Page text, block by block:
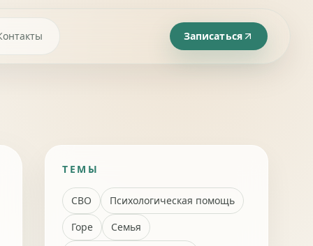
Записаться
ТЕМЫ
СВО
Психологическая помощь
Горе
Семья